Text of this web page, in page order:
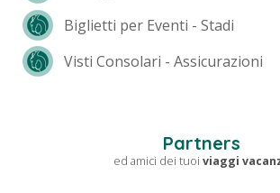
Biglietti per Eventi - Stadi
Visti Consolari - Assicurazioni
Partners
ed amici dei tuoi viaggi